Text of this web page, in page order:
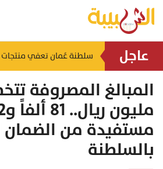
عاجل
مستفيدة من الضمان
بالسلطنة